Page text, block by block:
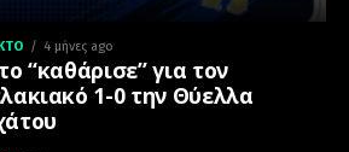
4 μήνες ago
“καθάρισε” για τον
1-0 την Θύελλα